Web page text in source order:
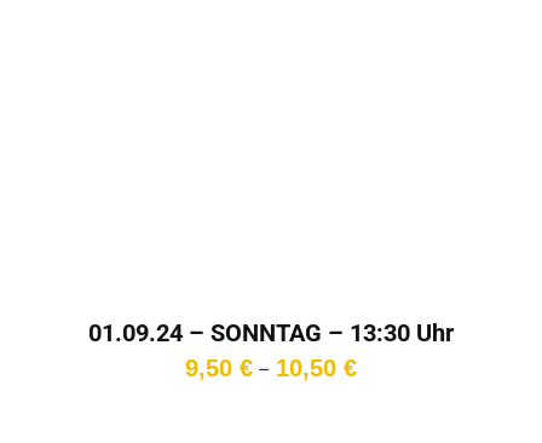
01.09.24 – SONNTAG – 13:30 Uhr
9,50 € – 10,50 €Preisspanne: